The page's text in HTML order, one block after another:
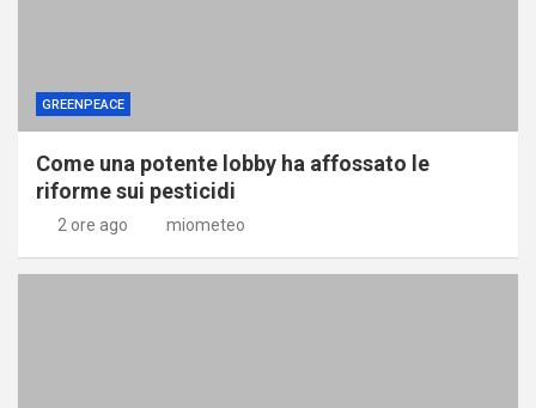
GREENPEACE
Come una potente lobby ha affossato le
riforme sui pesticidi
2 ore ago miometeo